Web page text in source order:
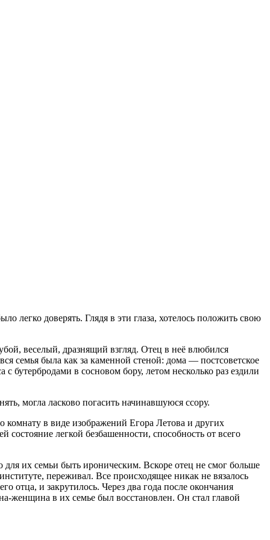
легко доверять. Глядя в эти глаза, хотелось положить свою
веселый, дразнящий взгляд. Отец в неё влюбился
семья была как за каменной стеной: дома — постсоветское
в сосновом бору, летом несколько раз ездили
могла ласково погасить начинавшуюся ссору.
комнату в виде изображений Егора Летова и других
легкой безбашенности, способность от всего
для их семьи быть ироническим. Вскоре отец не смог больше
переживал. Все происходящее никак не вязалось
отца, и закрутилось. Через два года после окончания
женщина в их семье был восстановлен. Он стал главой